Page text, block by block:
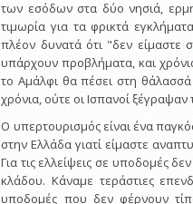
των εσόδων στα δύο νησιά,
τιμωρία για τα φρικτά
πλέον δυνατά ότι "δεν είμαστε
υπάρχουν προβλήματα, και
το Αμάλφι θα πέσει στη θάλασσά
χρόνια, ούτε οι Ισπανοί
Ο υπερτουρισμός είναι ένα
στην Ελλάδα γιατί είμαστε
Για τις ελλείψεις σε υποδομές
κλάδου. Κάναμε τεράστιες
υποδομές που δεν φέρνουν